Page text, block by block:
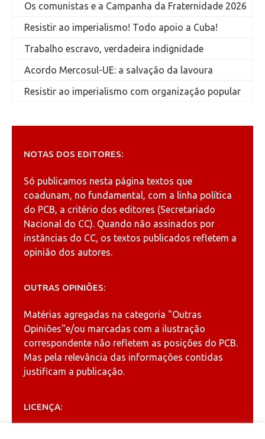
Os comunistas e a Campanha da Fraternidade 2026
Resistir ao imperialismo! Todo apoio a Cuba!
Trabalho escravo, verdadeira indignidade
Acordo Mercosul-UE: a salvação da lavoura
Resistir ao imperialismo com organização popular
NOTAS DOS EDITORES:
Só publicamos nesta página textos que
coadunam, no fundamental, com a linha política
do PCB, a critério dos editores (Secretariado
Nacional do CC). Quando não assinados por
instâncias do CC, os textos publicados refletem a
opinião dos autores.
OUTRAS OPINIÕES:
Matérias agregadas na categoria "Outras
Opiniões"e/ou marcadas com a ilustração
correspondente não refletem as posições do PCB.
Mas pela relevância das informações contidas
justificam a publicação.
LICENÇA: